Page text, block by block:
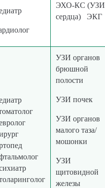
ЭХО-КС (УЗИ
сердца) ЭКГ
УЗИ органов
брюшной
полости
УЗИ почек
УЗИ органов
малого таза/
мошонки
УЗИ
щитовидной
железы